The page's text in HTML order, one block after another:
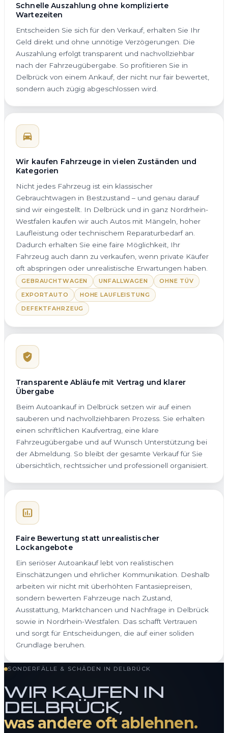
Schnelle Auszahlung ohne komplizierte
Wartezeiten
Entscheiden Sie sich für den Verkauf, erhalten Sie Ihr
Geld direkt und ohne unnötige Verzögerungen. Die
Auszahlung erfolgt transparent und nachvollziehbar
nach der Fahrzeugübergabe. So profitieren Sie in
Delbrück von einem Ankauf, der nicht nur fair bewertet,
sondern auch zügig abgeschlossen wird.
Wir kaufen Fahrzeuge in vielen Zuständen und
Kategorien
Nicht jedes Fahrzeug ist ein klassischer
Gebrauchtwagen in Bestzustand – und genau darauf
sind wir eingestellt. In Delbrück und in ganz Nordrhein-
Westfalen kaufen wir auch Autos mit Mängeln, hoher
Laufleistung oder technischem Reparaturbedarf an.
Dadurch erhalten Sie eine faire Möglichkeit, Ihr
Fahrzeug auch dann zu verkaufen, wenn private Käufer
oft abspringen oder unrealistische Erwartungen haben.
GEBRAUCHTWAGEN UNFALLWAGEN
OHNE TÜV
EXPORTAUTO
HOHE LAUFLEISTUNG
DEFEKTFAHRZEUG
Transparente Abläufe mit Vertrag und klarer
Übergabe
Beim Autoankauf in Delbrück setzen wir auf einen
sauberen und nachvollziehbaren Prozess. Sie erhalten
einen schriftlichen Kaufvertrag, eine klare
Fahrzeugübergabe und auf Wunsch Unterstützung bei
der Abmeldung. So bleibt der gesamte Verkauf für Sie
übersichtlich, rechtssicher und professionell organisiert.
Faire Bewertung statt unrealistischer
Lockangebote
Ein seriöser Autoankauf lebt von realistischen
Einschätzungen und ehrlicher Kommunikation. Deshalb
arbeiten wir nicht mit überhöhten Fantasiepreisen,
sondern bewerten Fahrzeuge nach Zustand,
Ausstattung, Marktchancen und Nachfrage in Delbrück
sowie in Nordrhein-Westfalen. Das schafft Vertrauen
und sorgt für Entscheidungen, die auf einer soliden
Grundlage beruhen.
SONDERFÄLLE & SCHÄDEN IN DELBRÜCK
WIR KAUFEN IN
DELBRÜCK,
was andere oft ablehnen.